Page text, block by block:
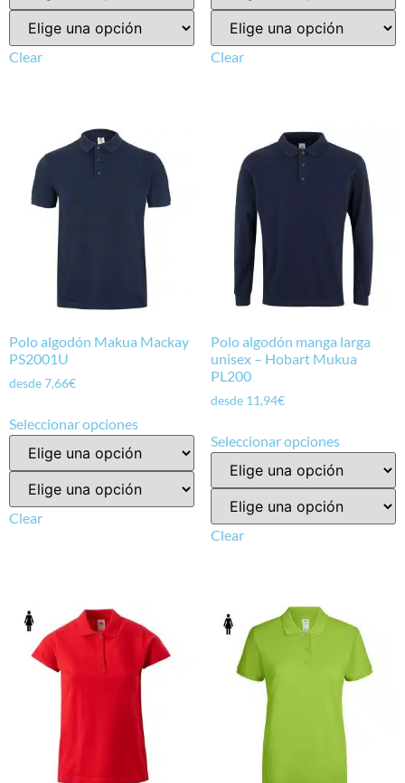
Clear Clear
Polo algodón Makua Mackay
PS2001U
desde7,66€
Seleccionar opciones
Clear
Polo algodón manga larga
unisex – Hobart Mukua
PL200
desde 11,94€
Seleccionar opciones
Clear